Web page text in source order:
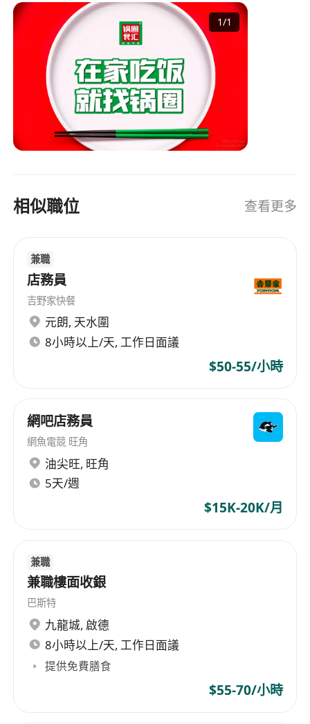
门店和线上业务已覆盖火锅、烧烤食材、饮料、一
人食、即烹套餐、生鲜食品、西餐和零食八大类
别，满足社区居民多种家庭和露营餐饮需求。 锅圈
以“食品安全”为中心，用数字化重构供应链，用“方
便好吃还不贵”的产品，服务好亿万消费者的一日四
餐！从非刚需非高频的火锅烧烤，到刚需高频的早
餐+午餐+晚餐+夜宵，锅圈一直在探索社区中央厨房
之路，在“买菜回家做饭”和“外卖到家”“社区餐饮”之
外开辟出居家/露营餐饮新模式，为老百姓提供多元
居，把握好社区中央厨房入口，旨在成为中国最大
式——在家吃就锅圈！
1/1
相似職位 查看更多
兼職
店務員
吉野家快餐
元朗, 天水圍
8小時以上/天, 工作日面議
$50-55/小時
網吧店務員
網魚電競 旺角
油尖旺, 旺角
5天/週
$15K-20K/月
兼職
兼職樓面收銀
巴斯特
九龍城, 啟德
8小時以上/天, 工作日面議
提供免費膳食
$55-70/小時